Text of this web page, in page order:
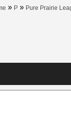
» P » Pure Prairie